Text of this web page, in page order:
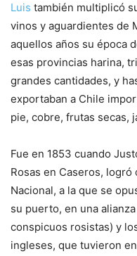
Luis también multiplicó
vinos y aguardientes de
aquellos años su época
esas provincias harina,
grandes cantidades, y
exportaban a Chile
pie, cobre, frutas secas,
Fue en 1853 cuando
Rosas en Caseros,
Nacional, a la que se
su puerto, en una
conspicuos rosistas) y
ingleses, que tuvieron